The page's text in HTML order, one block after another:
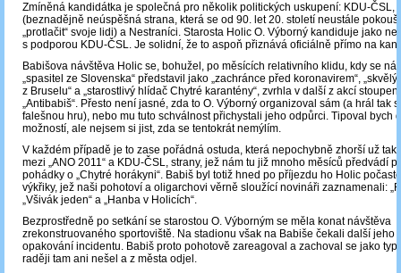
Zmíněná kandidátka je společná pro několik politických uskupení: KDU-ČSL,
(beznadějně neúspěšná strana, která se od 90. let 20. století neustále
„protlačit“ svoje lidi) a Nestraníci. Starosta Holic O. Výborný kandiduje jako
s podporou KDU-ČSL. Je solidní, že to aspoň přiznává oficiálně přímo na
Babišova návštěva Holic se, bohužel, po měsících relativního klidu, kdy se
„spasitel ze Slovenska“ představil jako „zachránce před koronavirem“,
z Bruselu“ a „starostlivý hlídač Chytré karantény“, zvrhla v další z akcí
„Antibabiš“. Přesto není jasné, zda to O. Výborný organizoval sám (a hrál tak
falešnou hru), nebo mu tuto schválnost přichystali jeho odpůrci. Tipoval bych
možností, ale nejsem si jist, zda se tentokrát nemýlím.
V každém případě je to zase pořádná ostuda, která nepochybně zhorší už tak
mezi „ANO 2011“ a KDU-ČSL, strany, jež nám tu již mnoho měsíců předvádí
pohádky o „Chytré horákyni“. Babiš byl totiž hned po příjezdu ho Holic
výkřiky, jež naši pohotoví a oligarchovi věrně sloužící novináři zaznamenali:
„Všivák jeden“ a „Hanba v Holicích“.
Bezprostředně po setkání se starostou O. Výborným se měla konat návštěva
zrekonstruovaného sportoviště. Na stadionu však na Babiše čekali další jeho
opakování incidentu. Babiš proto pohotově zareagoval a zachoval se jako
raději tam ani nešel a z města odjel.